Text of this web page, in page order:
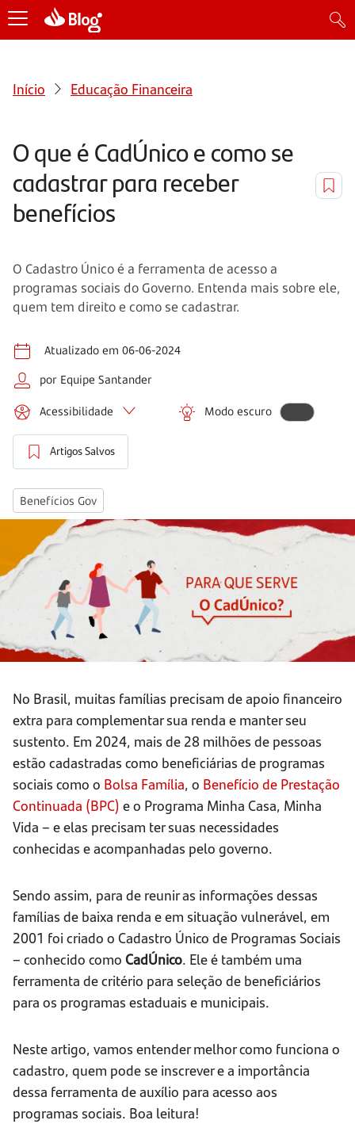
Início Educação Financeira
O que é CadÚnico e como se
cadastrar para receber
benefícios
O Cadastro Único é a ferramenta de acesso a
programas sociais do Governo. Entenda mais sobre ele,
quem tem direito e como se cadastrar.
Atualizado em 06-06-2024
por Equipe Santander
Acessibilidade Modo escuro
Artigos Salvos
Benefícios Gov
No Brasil, muitas famílias precisam de apoio financeiro
extra para complementar sua renda e manter seu
sustento. Em 2024, mais de 28 milhões de pessoas
estão cadastradas como beneficiárias de programas
sociais como o Bolsa Família, o Benefício de Prestação
Continuada (BPC) e o Programa Minha Casa, Minha
Vida – e elas precisam ter suas necessidades
conhecidas e acompanhadas pelo governo.
Sendo assim, para de reunir as informações dessas
famílias de baixa renda e em situação vulnerável, em
2001 foi criado o Cadastro Único de Programas Sociais
– conhecido como CadÚnico. Ele é também uma
ferramenta de critério para seleção de beneficiários
para os programas estaduais e municipais.
Neste artigo, vamos entender melhor como funciona o
cadastro, quem pode se inscrever e a importância
dessa ferramenta de auxílio para acesso aos
programas sociais. Boa leitura!